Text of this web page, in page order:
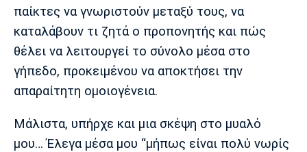
Ντόρτμουντ
Παρί Σεν
Ζερμέν
Μονακό
Ερυθρός
Αστέρας
παίκτες να γνωριστούν μεταξύ τους, να
καταλάβουν τι ζητά ο προπονητής και πώς
θέλει να λειτουργεί το σύνολο μέσα στο
γήπεδο, προκειμένου να αποκτήσει την
απαραίτητη ομοιογένεια.
Μάλιστα, υπήρχε και μια σκέψη στο μυαλό
μου… Έλεγα μέσα μου “μήπως είναι πολύ νωρίς